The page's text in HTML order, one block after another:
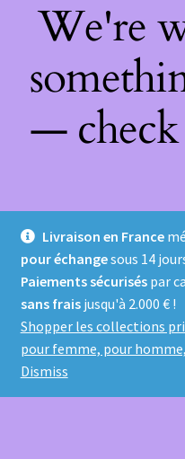
Livraison en France
pour échangesous 14
Paiements sécuriséspar
sans fraisjusqu'à 2.000 € !
Shopper les collections
pour femme, pour
Dismiss
We're
— check